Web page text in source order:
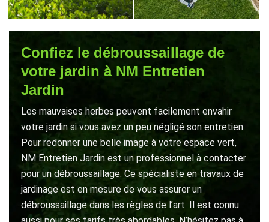
Confiez le débroussaillage de
votre jardin à NM Entretien
Jardin
Les mauvaises herbes peuvent facilement envahir
votre jardin si vous avez un peu négligé son entretien.
Pour redonner une belle image à votre espace vert,
NM Entretien Jardin est un professionnel à contacter
pour un débroussaillage. Ce spécialiste en travaux de
jardinage est en mesure de vous assurer un
débroussaillage dans les règles de l’art. Il est connu